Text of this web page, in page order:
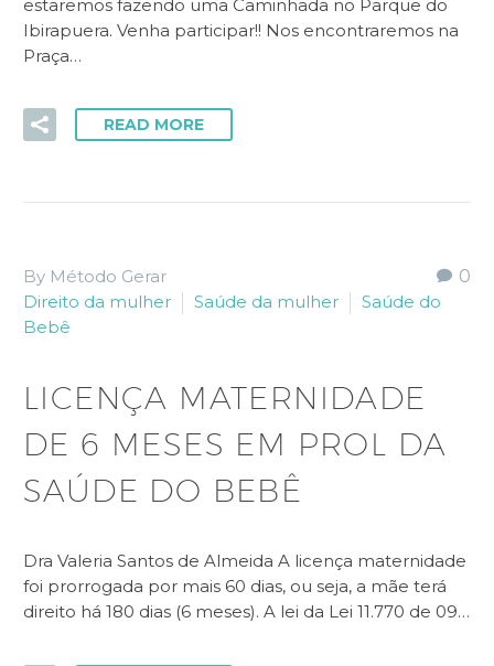
estaremos fazendo uma Caminhada no Parque do
Ibirapuera. Venha participar!! Nos encontraremos na
Praça…
READ MORE
0
By Método Gerar
Direito da mulher
Saúde da mulher
Saúde do
Bebê
LICENÇA MATERNIDADE
DE 6 MESES EM PROL DA
SAÚDE DO BEBÊ
Dra Valeria Santos de Almeida A licença maternidade
foi prorrogada por mais 60 dias, ou seja, a mãe terá
direito há 180 dias (6 meses). A lei da Lei 11.770 de 09…